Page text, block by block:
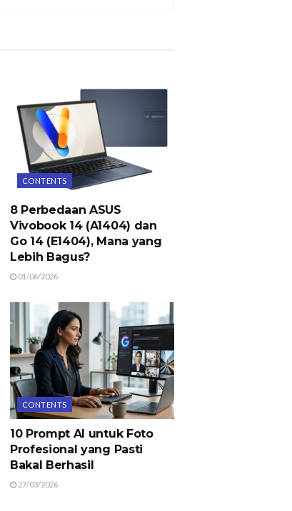
CONTENTS
8 Perbedaan ASUS
Vivobook 14 (A1404) dan
Go 14 (E1404), Mana yang
Lebih Bagus?
01/06/2026
CONTENTS
10 Prompt AI untuk Foto
Profesional yang Pasti
Bakal Berhasil
27/03/2026